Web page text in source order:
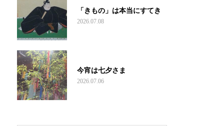
「きもの」は本当にすてき
2026.07.08
今宵は七夕さま
2026.07.06